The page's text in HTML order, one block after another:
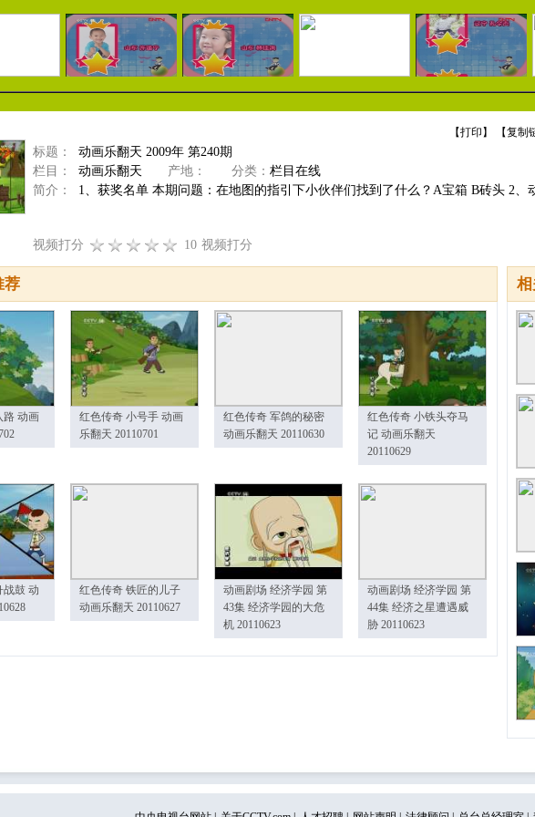
【打印 】 【复制
标题：
动画乐翻天 2009年 第240期
栏目：
动画乐翻天 产地： 分类： 栏目在线
简介：
1、获奖名单 本期问题：在地图的指引下小伙伴们找到了什么？A宝箱 B砖头 2
视频打分 10 视频打分
荐
路 动画
红色传奇 小号手 动画
乐翻天 20110701
红色传奇 军鸽的秘密
动画乐翻天 20110630
红色传奇 小铁头夺马
记 动画乐翻天
20110629
战鼓 动
红色传奇 铁匠的儿子
动画乐翻天 20110627
动画剧场 经济学园 第
43集 经济学园的大危
机 20110623
动画剧场 经济学园 第
44集 经济之星遭遇威
胁 20110623